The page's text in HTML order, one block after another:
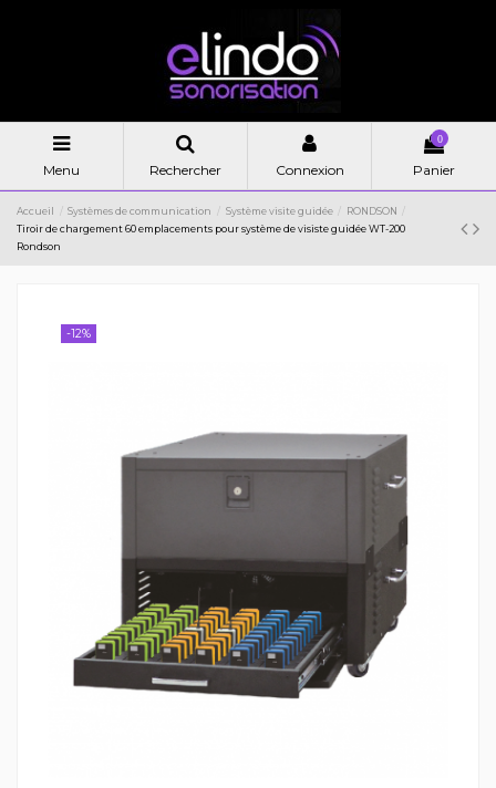
Menu Rechercher Connexion
0
Panier
Accueil Systèmes de communication Système visite guidée
RONDSON
Tiroir de chargement 60 emplacements pour système de visiste guidée WT-200
Rondson
-12%